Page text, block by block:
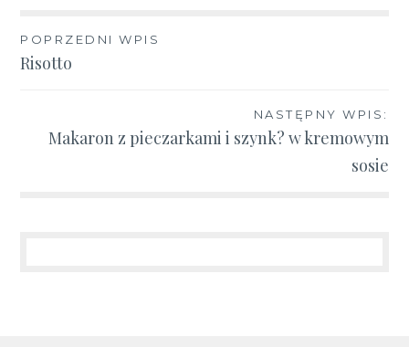
Nawigacja
wpisu
POPRZEDNI WPIS
Risotto
NASTĘPNY WPIS:
Makaron z pieczarkami i szynk? w kremowym
sosie